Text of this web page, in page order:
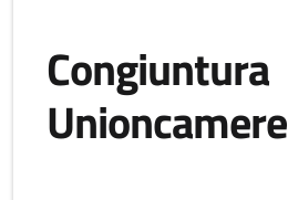
Congiuntura
Unioncamere